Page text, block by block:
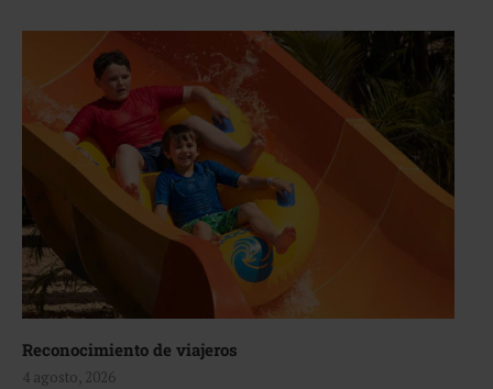
Reconocimiento de viajeros
4 agosto, 2026